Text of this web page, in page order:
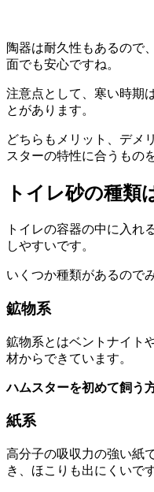
陶器は耐久性もあるので
面でも安心ですね。
注意点として、寒い時期
とがあります。
どちらもメリット、デメ
スターの特性に合うもの
トイレ砂の種類
トイレの容器の中に入れ
しやすいです。
いくつか種類があるので
鉱物系
鉱物系とはベントナイト
材からできています。
ハムスターを初めて飼う
紙系
高分子の吸収力の強い紙
き、ほこりも出にくいです